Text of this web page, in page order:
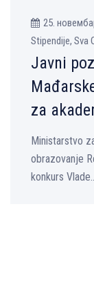
25.
Stipendije, Sva
Javni
za
Ministarstvo
obrazovanje
konkurs Vlade...